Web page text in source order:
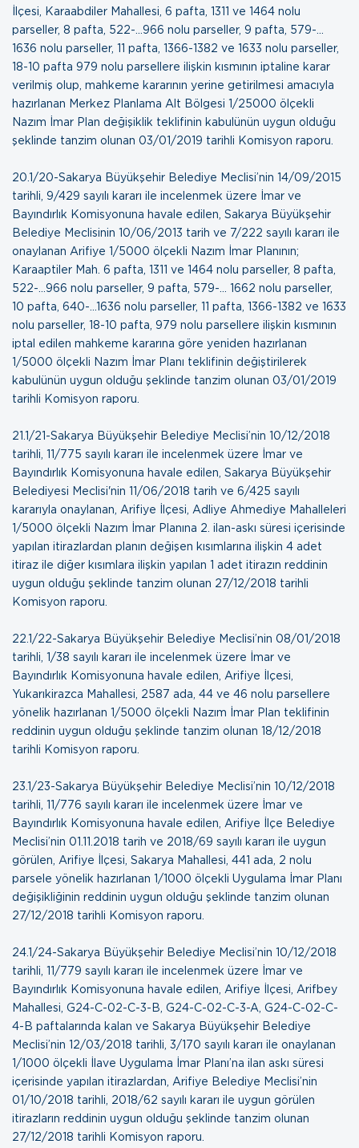
İlçesi, Karaabdiler Mahallesi, 6 pafta, 1311 ve 1464 nolu
parseller, 8 pafta, 522-…966 nolu parseller, 9 pafta, 579-…
1636 nolu parseller, 11 pafta, 1366-1382 ve 1633 nolu parseller,
18-10 pafta 979 nolu parsellere ilişkin kısmının iptaline karar
verilmiş olup, mahkeme kararının yerine getirilmesi amacıyla
hazırlanan Merkez Planlama Alt Bölgesi 1/25000 ölçekli
Nazım İmar Plan değişiklik teklifinin kabulünün uygun olduğu
şeklinde tanzim olunan 03/01/2019 tarihli Komisyon raporu
20.1/20-Sakarya Büyükşehir Belediye Meclisi’nin 14/09/2015
tarihli, 9/429 sayılı kararı ile incelenmek üzere İmar ve
Bayındırlık Komisyonuna havale edilen, Sakarya Büyükşehir
Belediye Meclisinin 10/06/2013 tarih ve 7/222 sayılı kararı ile
onaylanan Arifiye 1/5000 ölçekli Nazım İmar Planının;
Karaaptiler Mah. 6 pafta, 1311 ve 1464 nolu parseller, 8 pafta,
522-…966 nolu parseller, 9 pafta, 579-… 1662 nolu parseller,
10 pafta, 640-…1636 nolu parseller, 11 pafta, 1366-1382 ve 1633
nolu parseller, 18-10 pafta, 979 nolu parsellere ilişkin kısmının
iptal edilen mahkeme kararına göre yeniden hazırlanan
1/5000 ölçekli Nazım İmar Planı teklifinin değiştirilerek
kabulünün uygun olduğu şeklinde tanzim olunan 03/01/2019
tarihli Komisyon raporu
21.1/21-Sakarya Büyükşehir Belediye Meclisi’nin 10/12/2018
tarihli, 11/775 sayılı kararı ile incelenmek üzere İmar ve
Bayındırlık Komisyonuna havale edilen, Sakarya Büyükşehir
Belediyesi Meclisi'nin 11/06/2018 tarih ve 6/425 sayılı
kararıyla onaylanan, Arifiye İlçesi, Adliye Ahmediye Mahalleleri
1/5000 ölçekli Nazım İmar Planına 2. ilan-askı süresi içerisinde
yapılan itirazlardan planın değişen kısımlarına ilişkin 4 adet
itiraz ile diğer kısımlara ilişkin yapılan 1 adet itirazın reddinin
uygun olduğu şeklinde tanzim olunan 27/12/2018 tarihli
Komisyon raporu
22.1/22-Sakarya Büyükşehir Belediye Meclisi’nin 08/01/2018
tarihli, 1/38 sayılı kararı ile incelenmek üzere İmar ve
Bayındırlık Komisyonuna havale edilen, Arifiye İlçesi,
Yukarıkirazca Mahallesi, 2587 ada, 44 ve 46 nolu parsellere
yönelik hazırlanan 1/5000 ölçekli Nazım İmar Plan teklifinin
reddinin uygun olduğu şeklinde tanzim olunan 18/12/2018
tarihli Komisyon raporu
23.1/23-Sakarya Büyükşehir Belediye Meclisi’nin 10/12/2018
tarihli, 11/776 sayılı kararı ile incelenmek üzere İmar ve
Bayındırlık Komisyonuna havale edilen, Arifiye İlçe Belediye
Meclisi’nin 01.11.2018 tarih ve 2018/69 sayılı kararı ile uygun
görülen, Arifiye İlçesi, Sakarya Mahallesi, 441 ada, 2 nolu
parsele yönelik hazırlanan 1/1000 ölçekli Uygulama İmar Planı
değişikliğinin reddinin uygun olduğu şeklinde tanzim olunan
27/12/2018 tarihli Komisyon raporu
24.1/24-Sakarya Büyükşehir Belediye Meclisi’nin 10/12/2018
tarihli, 11/779 sayılı kararı ile incelenmek üzere İmar ve
Bayındırlık Komisyonuna havale edilen, Arifiye İlçesi, Arifbey
Mahallesi, G24-C-02-C-3-B, G24-C-02-C-3-A, G24-C-02-C-
4-B paftalarında kalan ve Sakarya Büyükşehir Belediye
Meclisi’nin 12/03/2018 tarihli, 3/170 sayılı kararı ile onaylanan
1/1000 ölçekli İlave Uygulama İmar Planı’na ilan askı süresi
içerisinde yapılan itirazlardan, Arifiye Belediye Meclisi’nin
01/10/2018 tarihli, 2018/62 sayılı kararı ile uygun görülen
itirazların reddinin uygun olduğu şeklinde tanzim olunan
27/12/2018 tarihli Komisyon raporu